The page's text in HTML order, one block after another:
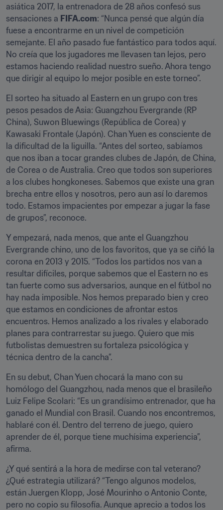
asiática 2017, la entrenadora de 28 años confesó sus
sensaciones a FIFA.com: “Nunca pensé que algún día
fuese a encontrarme en un nivel de competición
semejante. El año pasado fue fantástico para todos aquí.
No creía que los jugadores me llevasen tan lejos, pero
estamos haciendo realidad nuestro sueño. Ahora tengo
que dirigir al equipo lo mejor posible en este torneo”.
El sorteo ha situado al Eastern en un grupo con tres
pesos pesados de Asia: Guangzhou Evergrande (RP
China), Suwon Bluewings (República de Corea) y
Kawasaki Frontale (Japón). Chan Yuen es consciente de
la dificultad de la liguilla. “Antes del sorteo, sabíamos
que nos iban a tocar grandes clubes de Japón, de China,
de Corea o de Australia. Creo que todos son superiores
a los clubes hongkoneses. Sabemos que existe una gran
brecha entre ellos y nosotros, pero aun así lo daremos
todo. Estamos impacientes por empezar a jugar la fase
de grupos”, reconoce.
Y empezará, nada menos, que ante el Guangzhou
Evergrande chino, uno de los favoritos, que ya se ciñó la
corona en 2013 y 2015. “Todos los partidos nos van a
resultar difíciles, porque sabemos que el Eastern no es
tan fuerte como sus adversarios, aunque en el fútbol no
hay nada imposible. Nos hemos preparado bien y creo
que estamos en condiciones de afrontar estos
encuentros. Hemos analizado a los rivales y elaborado
planes para contrarrestar su juego. Quiero que mis
futbolistas demuestren su fortaleza psicológica y
técnica dentro de la cancha”.
En su debut, Chan Yuen chocará la mano con su
homólogo del Guangzhou, nada menos que el brasileño
Luiz Felipe Scolari: “Es un grandísimo entrenador, que ha
ganado el Mundial con Brasil. Cuando nos encontremos,
hablaré con él. Dentro del terreno de juego, quiero
aprender de él, porque tiene muchísima experiencia”,
afirma.
¿Y qué sentirá a la hora de medirse con tal veterano?
¿Qué estrategia utilizará? “Tengo algunos modelos,
están Juergen Klopp, José Mourinho o Antonio Conte,
pero no copio su filosofía. Aunque aprecio a todos los